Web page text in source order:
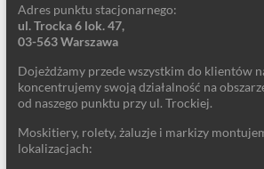
Adres punktu stacjonarnego:
ul. Trocka 6 lok. 47,
03-563 Warszawa
Dojeżdżamy przede wszystkim do klientów
koncentrujemy swoją działalność na
od naszego punktu przy ul. Trockiej.
Moskitiery, rolety, żaluzje i markizy
lokalizacjach: